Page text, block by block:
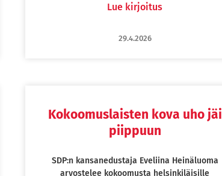
Lue kirjoitus
29.4.2026
Kokoomuslaisten kova uho jäi
piippuun
SDP:n kansanedustaja Eveliina Heinäluoma
arvostelee kokoomusta helsinkiläisille